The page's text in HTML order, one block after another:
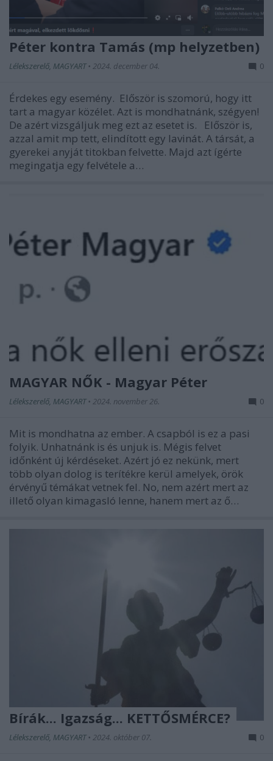
Péter kontra Tamás (mp helyzetben)
Lélekszerelő, MAGYART • 2024. december 04. 0
Érdekes egy esemény. Először is szomorú, hogy itt
tart a magyar közélet. Azt is mondhatnánk, szégyen!
De azért vizsgáljuk meg ezt az esetet is. Először is,
azzal amit mp tett, elindított egy lavinát. A társát, a
gyerekei anyját titokban felvette. Majd azt ígérte
megingatja egy felvétele a…
MAGYAR NŐK - Magyar Péter
Lélekszerelő, MAGYART • 2024. november 26. 0
Mit is mondhatna az ember. A csapból is ez a pasi
folyik. Unhatnánk is és unjuk is. Mégis felvet
időnként új kérdéseket. Azért jó ez nekünk, mert
több olyan dolog is terítékre kerül amelyek, örök
érvényű témákat vetnek fel. No, nem azért mert az
illető olyan kimagasló lenne, hanem mert az ő…
Bírák... Igazság... KETTŐSMÉRCE?
Lélekszerelő, MAGYART • 2024. október 07. 0